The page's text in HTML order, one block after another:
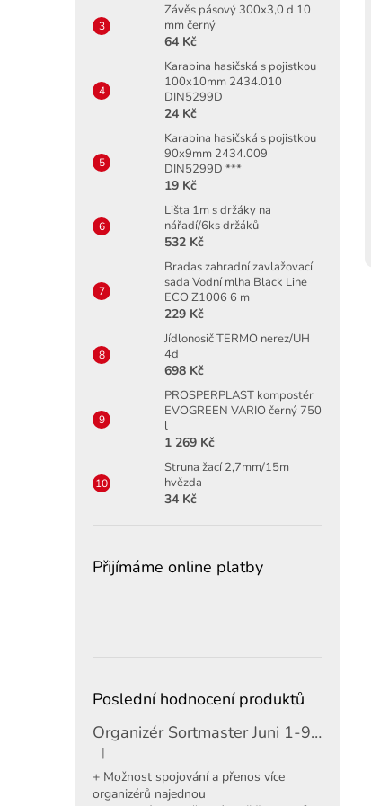
Závěs pásový 300x3,0 d 10
mm černý
64 Kč
Karabina hasičská s pojistkou
100x10mm 2434.010
DIN5299D
24 Kč
Karabina hasičská s pojistkou
90x9mm 2434.009
DIN5299D ***
19 Kč
Lišta 1m s držáky na
nářadí/6ks držáků
532 Kč
Bradas zahradní zavlažovací
sada Vodní mlha Black Line
ECO Z1006 6 m
229 Kč
Jídlonosič TERMO nerez/UH
4d
698 Kč
PROSPERPLAST kompostér
EVOGREEN VARIO černý 750
l
1 269 Kč
Struna žací 2,7mm/15m
hvězda
34 Kč
Přijímáme online platby
Poslední hodnocení produktů
Organizér Sortmaster Juni 1-97-483
Hodnocení produktu je 5 z 5 hvězdiček.
|
+ Možnost spojování a přenos více
organizérů najednou